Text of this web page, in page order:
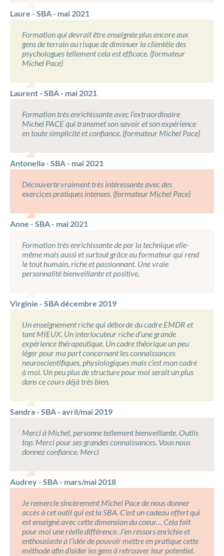
Laure - SBA - mai 2021
Formation qui devrait être enseignée plus encore aux
gens de terrain au risque de diminuer la clientèle des
psychologues tellement cela est efficace. (formateur
Michel Pace)
Laurent - SBA - mai 2021
Formation très enrichissante avec l’extraordinaire
Michel PACE qui transmet son savoir et son expérience
en toute simplicité et confiance. (formateur Michel Pace)
Antonella - SBA - mai 2021
Découverte vraiment très intéressante avec des
exercices pratiques intenses. (formateur Michel Pace)
Anne - SBA - mai 2021
Formation très enrichissante de par la technique elle-
même mais aussi et surtout grâce au formateur qui rend
le tout humain, riche et passionnant. Une vraie
personnalité bienveillante et positive.
Virginie - SBA décembre 2019
Un enseignement riche qui déborde du cadre EMDR et
tant MIEUX. Un interlocuteur riche d’une grande
expérience thérapeutique. Un cadre théorique un peu
léger pour ma part concernant les connaissances
neuroscientifiques, physiologiques mais c’est mon cadre
à moi. Un peu plus de structure pour moi serait un plus
dans ce cours déjà très bien.
Sandra - SBA - avril/mai 2019
Merci à Michel, personne tellement bienveillante. Outils
top. Merci pour ses grandes connaissances. Vous nous
donnez confiance. Merci
Audrey - SBA - mars/mai 2018
Je remercie sincèrement Michel Pace de nous donner
accès à cet outil qui est la SBA. C’est un cadeau offert qui
est enseigné avec cette dimension du coeur… Cela fait
pour moi une réelle différence. J’en ressors enrichie et
enthousiaste à l’idée de pouvoir mettre en pratique cette
méthode afin d’aider les gens à retrouver leur potentiel.